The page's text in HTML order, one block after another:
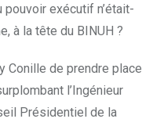
exécutif n’était-
à la tête du BINUH ?
Conille de prendre place
l’Ingénieur
Présidentiel de la